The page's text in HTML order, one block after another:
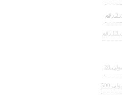
شماره زن 9 رقم
شماره زن 13 رقم
جوهر استامپ معمولی 28
جوهر استامپ معمولی 500